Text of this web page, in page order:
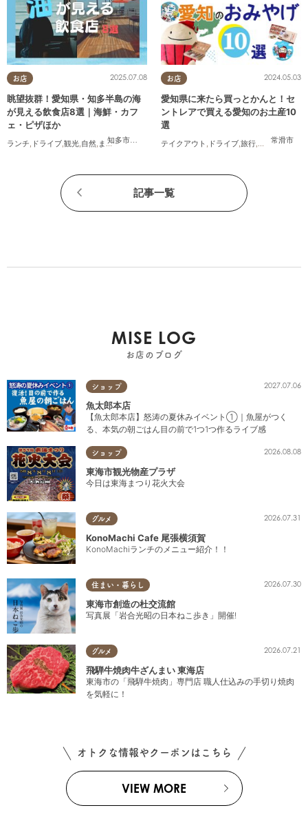
お店
知多市
,常滑市 美浜町,南知多町
2025.07.08
眺望抜群！愛知県・知多半島の海
が見える飲食店8選｜海鮮・カフ
ェ・ピザほか
ランチ, ドライブ,観光,自然, まちネタ 季節ネタ ,まとめ記事
お店
常滑市
2024.05.03
愛知県に来たら買っとかんと！セ
ントレアで買える愛知のお土産10
選
テイクアウト , ドライブ,旅行,観光,家族,
記事一覧
MISE LOG
お店のブログ
ショップ 2027.07.06
魚太郎本店
【魚太郎本店】怒涛の夏休みイベント①｜魚屋がつく
る、本気の朝ごはん目の前で1つ1つ作るライブ感
ショップ 2026.08.08
東海市観光物産プラザ
今日は東海まつり花火大会
グルメ 2026.07.31
KonoMachi Cafe 尾張横須賀
KonoMachiランチのメニュー紹介！！
住まい・暮らし 2026.07.30
東海市創造の杜交流館
写真展「岩合光昭の日本ねこ歩き」開催!
グルメ 2026.07.21
飛騨牛焼肉牛ざんまい 東海店
東海市の「飛騨牛焼肉」専門店 職人仕込みの手切り焼肉
を気軽に！
オトクな情報やクーポンはこちら
VIEW MORE